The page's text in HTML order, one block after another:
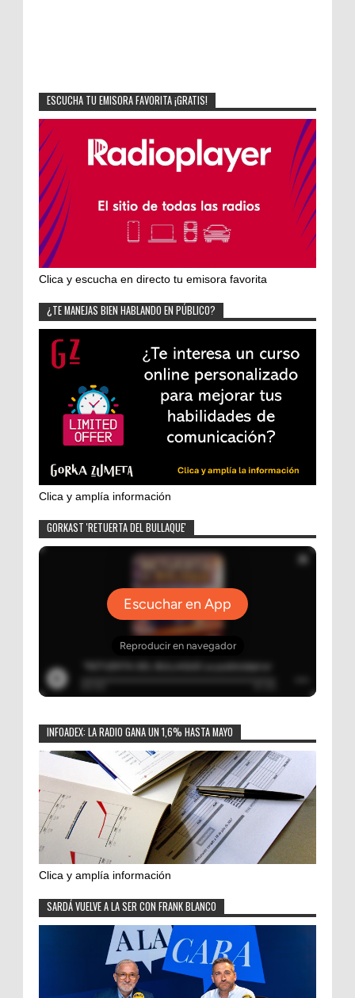
ESCUCHA TU EMISORA FAVORITA ¡GRATIS!
Clica y escucha en directo tu emisora favorita
¿TE MANEJAS BIEN HABLANDO EN PÚBLICO?
Clica y amplía información
GORKAST 'RETUERTA DEL BULLAQUE'
INFOADEX: LA RADIO GANA UN 1,6% HASTA MAYO
Clica y amplía información
SARDÁ VUELVE A LA SER CON FRANK BLANCO